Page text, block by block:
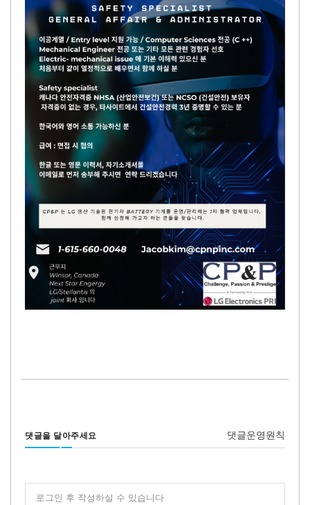
댓글을 달아주세요 댓글운영원칙
로그인 후 작성하실 수 있습니다